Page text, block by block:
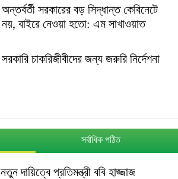
অন্তর্বর্তী সরকারের বড় সিদ্ধান্ত কেবিনেটে
নয়, বাইরে নেওয়া হতো: এম সাখাওয়াত
সরকারি চাকরিজীবীদের জন্য জরুরি নির্দেশনা
সর্বাধিক পঠিত
নতুন দায়িত্বে প্রতিমন্ত্রী ববি হাজ্জাজ